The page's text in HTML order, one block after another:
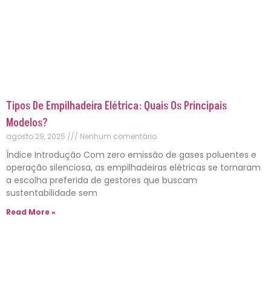
Tipos De Empilhadeira Elétrica: Quais Os Principais
Modelos?
agosto 29, 2025 Nenhum comentário
Índice Introdução Com zero emissão de gases poluentes e
operação silenciosa, as empilhadeiras elétricas se tornaram
a escolha preferida de gestores que buscam
sustentabilidade sem
Read More »